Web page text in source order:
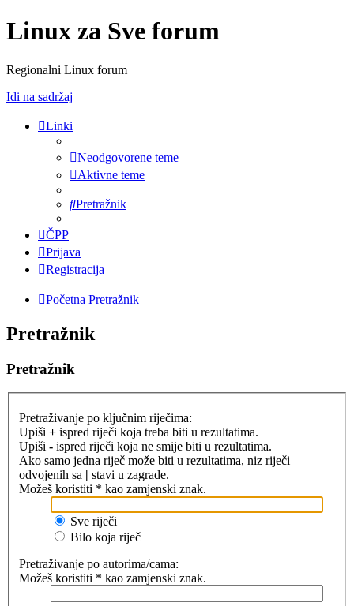
Linux za Sve forum
Regionalni Linux forum
Idi na sadržaj
Linki
Neodgovorene teme
Aktivne teme
Pretražnik
ČPP
Prijava
Registracija
Početna Pretražnik
Pretražnik
Pretražnik
Pretraživanje po ključnim riječima:
Upiši + ispred riječi koja treba biti u rezultatima.
Upiši - ispred riječi koja ne smije biti u rezultatima.
Ako samo jedna riječ može biti u rezultatima, niz riječi
odvojenih sa | stavi u zagrade.
Možeš koristiti * kao zamjenski znak.
Sve riječi
Bilo koja riječ
Pretraživanje po autorima/cama:
Možeš koristiti * kao zamjenski znak.